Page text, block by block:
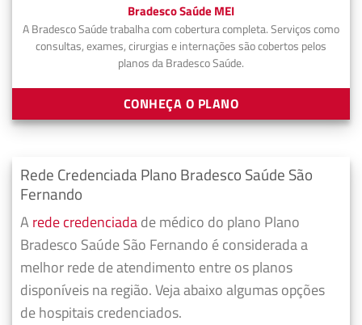
Bradesco Saúde MEI
A Bradesco Saúde trabalha com cobertura completa. Serviços como
consultas, exames, cirurgias e internações são cobertos pelos
planos da Bradesco Saúde.
CONHEÇA O PLANO
Rede Credenciada Plano Bradesco Saúde São
Fernando
A rede credenciadade médico do plano Plano
Bradesco Saúde São Fernando é considerada a
melhor rede de atendimento entre os planos
disponíveis na região. Veja abaixo algumas opções
de hospitais credenciados.